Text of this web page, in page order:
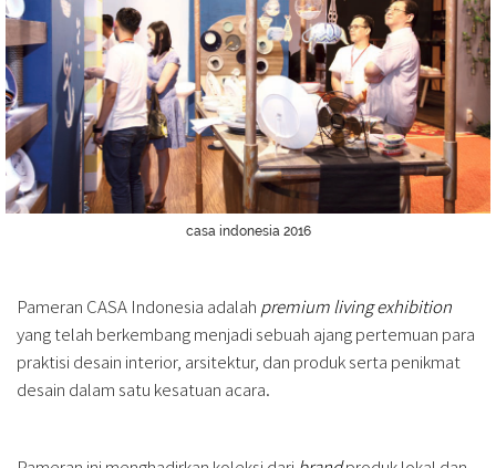
casa indonesia 2016
Pameran CASA Indonesia adalah premium living exhibition
yang telah berkembang menjadi sebuah ajang pertemuan para
praktisi desain interior, arsitektur, dan produk serta penikmat
desain dalam satu kesatuan acara.